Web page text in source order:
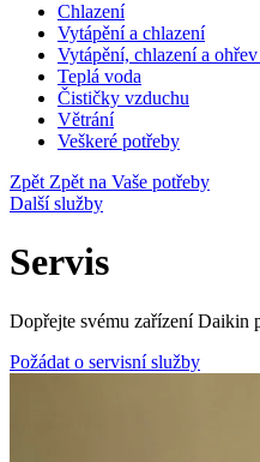
Chlazení
Vytápění a chlazení
Vytápění, chlazení a
Teplá voda
Čističky vzduchu
Větrání
Veškeré potřeby
Zpět Zpět na Vaše potřeby
Další služby
Servis
Dopřejte svému zařízení Daikin
Požádat o servisní služby